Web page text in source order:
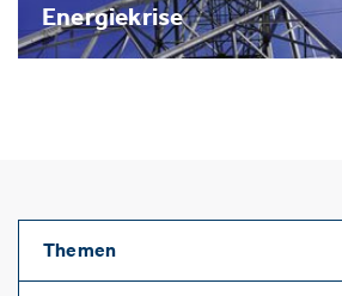
Energiekrise
Themen